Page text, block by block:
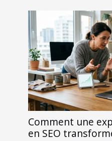
Comment une
en SEO